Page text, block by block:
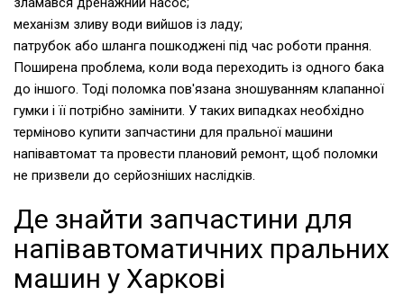
механізм зливу води вийшов із ладу;
патрубок або шланга пошкоджені під час роботи прання.
Поширена проблема, коли вода переходить із одного бака
до іншого. Тоді поломка пов'язана зношуванням клапанної
гумки і її потрібно замінити. У таких випадках необхідно
терміново купити запчастини для пральної машини
напівавтомат та провести плановий ремонт, щоб поломки
не призвели до серйозніших наслідків.
Де знайти запчастини для
напівавтоматичних пральних
машин у Харкові